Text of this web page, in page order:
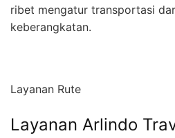
ribet mengatur transportasi
keberangkatan.
Layanan Rute
Layanan Arlindo